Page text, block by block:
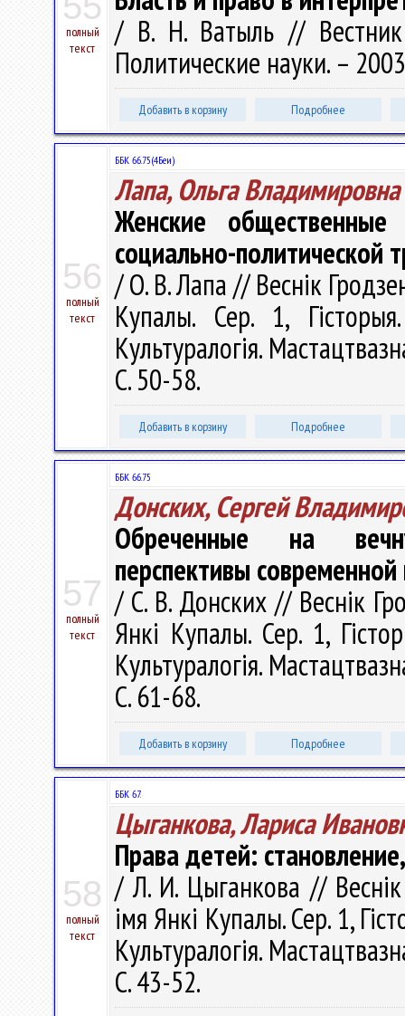
полный
текст
/ В. Н. Ватыль // Вестник
Политические науки. –
Добавить в корзину Подробнее
56
полный
текст
ББК 66.75(4Беи)
Лапа, Ольга Владимировна
Женские
социально-политической
/ О. В. Лапа // Веснік
Купалы. Сер. 1, Гісторыя.
Культуралогія.
С. 50-58.
Добавить в корзину Подробнее
57
полный
текст
ББК 66.75
Донских, Сергей
Обреченные на
перспективы
/ С. В. Донских // Веснік
Янкі Купалы. Сер. 1,
Культуралогія.
С. 61-68.
Добавить в корзину Подробнее
58
полный
текст
ББК 67.
Цыганкова, Лариса
Права детей:
/ Л. И. Цыганкова // Веснік
імя Янкі Купалы. Сер. 1,
Культуралогія.
С. 43-52.